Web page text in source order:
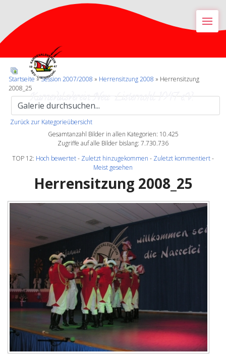
Karnevalsverein Neu-Listernohl 1947 e.V.
Startseite»Session 2007/2008 » Herrensitzung 2008 » Herrensitzung
2008_25
Zurück zur Kategorieübersicht
Gesamtanzahl Bilder in allen Kategorien: 10.425
Zugriffe auf alle Bilder bislang: 7.730.736
TOP 12: Hoch bewertet- Zuletzt hinzugekommen - Zuletzt kommentiert-
Meist gesehen
Herrensitzung 2008_25